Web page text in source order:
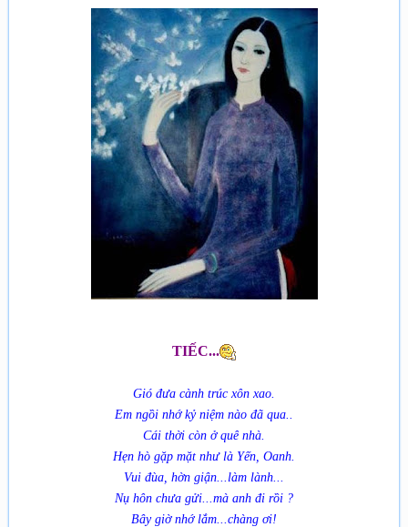
TIẾC...
Gió đưa cành trúc xôn xao.
Em ngồi nhớ kỷ niệm nào đã qua..
Cái thời còn ở quê nhà.
Hẹn hò gặp mặt như là Yến, Oanh.
Vui đùa, hờn giận...làm lành...
Nụ hôn chưa gửi...mà anh đi rồi ?
Bây giờ nhớ lắm...chàng ơi!